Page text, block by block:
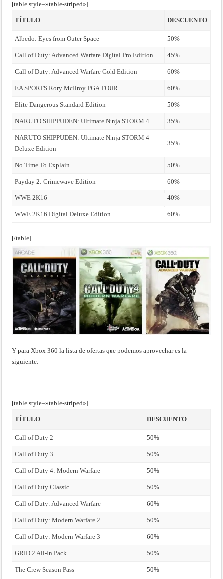
[table style=»table-striped»]
TÍTULO DESCUENTO
Albedo: Eyes from Outer Space 50%
Call of Duty: Advanced Warfare Digital Pro Edition 45%
Call of Duty: Advanced Warfare Gold Edition 60%
EA SPORTS Rory McIlroy PGA TOUR 60%
Elite Dangerous Standard Edition 50%
NARUTO SHIPPUDEN: Ultimate Ninja STORM 4 35%
NARUTO SHIPPUDEN: Ultimate Ninja STORM 4 –
Deluxe Edition
35%
No Time To Explain 50%
Payday 2: Crimewave Edition 60%
WWE 2K16 40%
WWE 2K16 Digital Deluxe Edition 60%
[/table]
Y para Xbox 360 la lista de ofertas que podemos aprovechar es la
siguiente:
[table style=»table-striped»]
TÍTULO DESCUENTO
Call of Duty 2 50%
Call of Duty 3 50%
Call of Duty 4: Modern Warfare 50%
Call of Duty Classic 50%
Call of Duty: Advanced Warfare 60%
Call of Duty: Modern Warfare 2 50%
Call of Duty: Modern Warfare 3 60%
GRID 2 All-In Pack 50%
The Crew Season Pass 50%